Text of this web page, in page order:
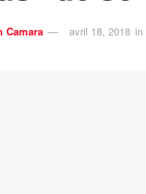
Camara avril 18, 2018 in